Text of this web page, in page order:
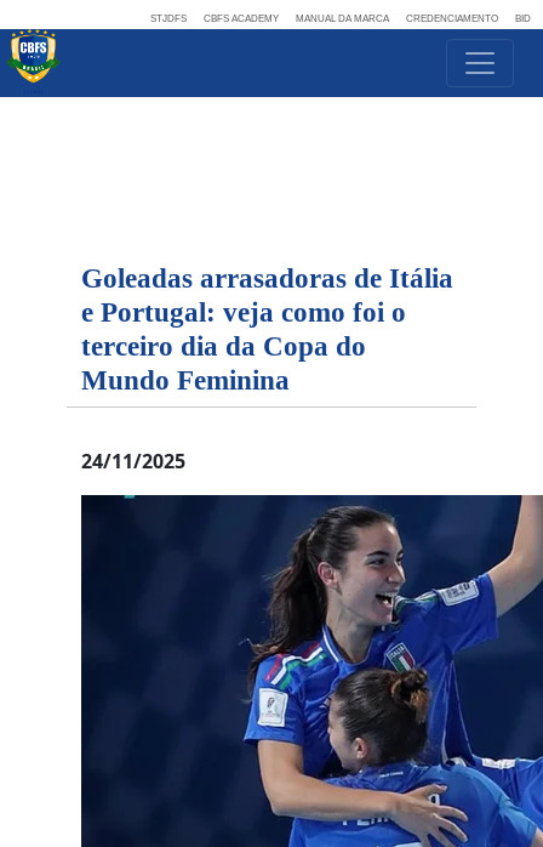
STJDFS CBFS ACADEMY MANUAL DA MARCA CREDENCIAMENTO BID
Goleadas arrasadoras de Itália
e Portugal: veja como foi o
terceiro dia da Copa do
Mundo Feminina
24/11/2025